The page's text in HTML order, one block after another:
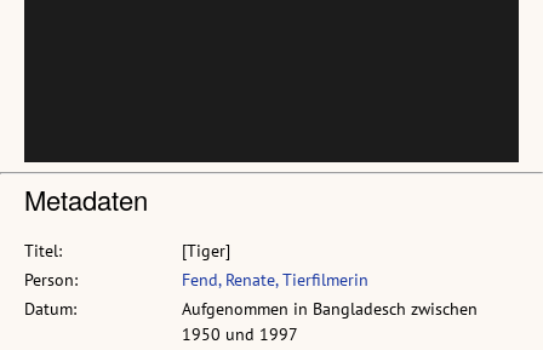
Metadaten
Titel:
[Tiger]
Person:
Fend, Renate, Tierfilmerin
Datum:
Aufgenommen in Bangladesch zwischen
1950 und 1997